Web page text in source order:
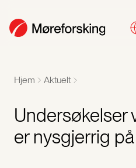
Hjem Aktuelt
Undersøkelser
er nysgjerrig